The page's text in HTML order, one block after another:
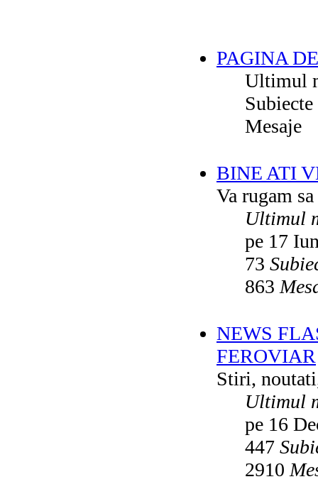
PAGINA
Ultimul
Subiecte
Mesaje
BINE ATI
Va rugam
Ultimul
pe 17
73
863
NEWS
FEROVIAR
Stiri,
Ultimul
pe 16
447
2910